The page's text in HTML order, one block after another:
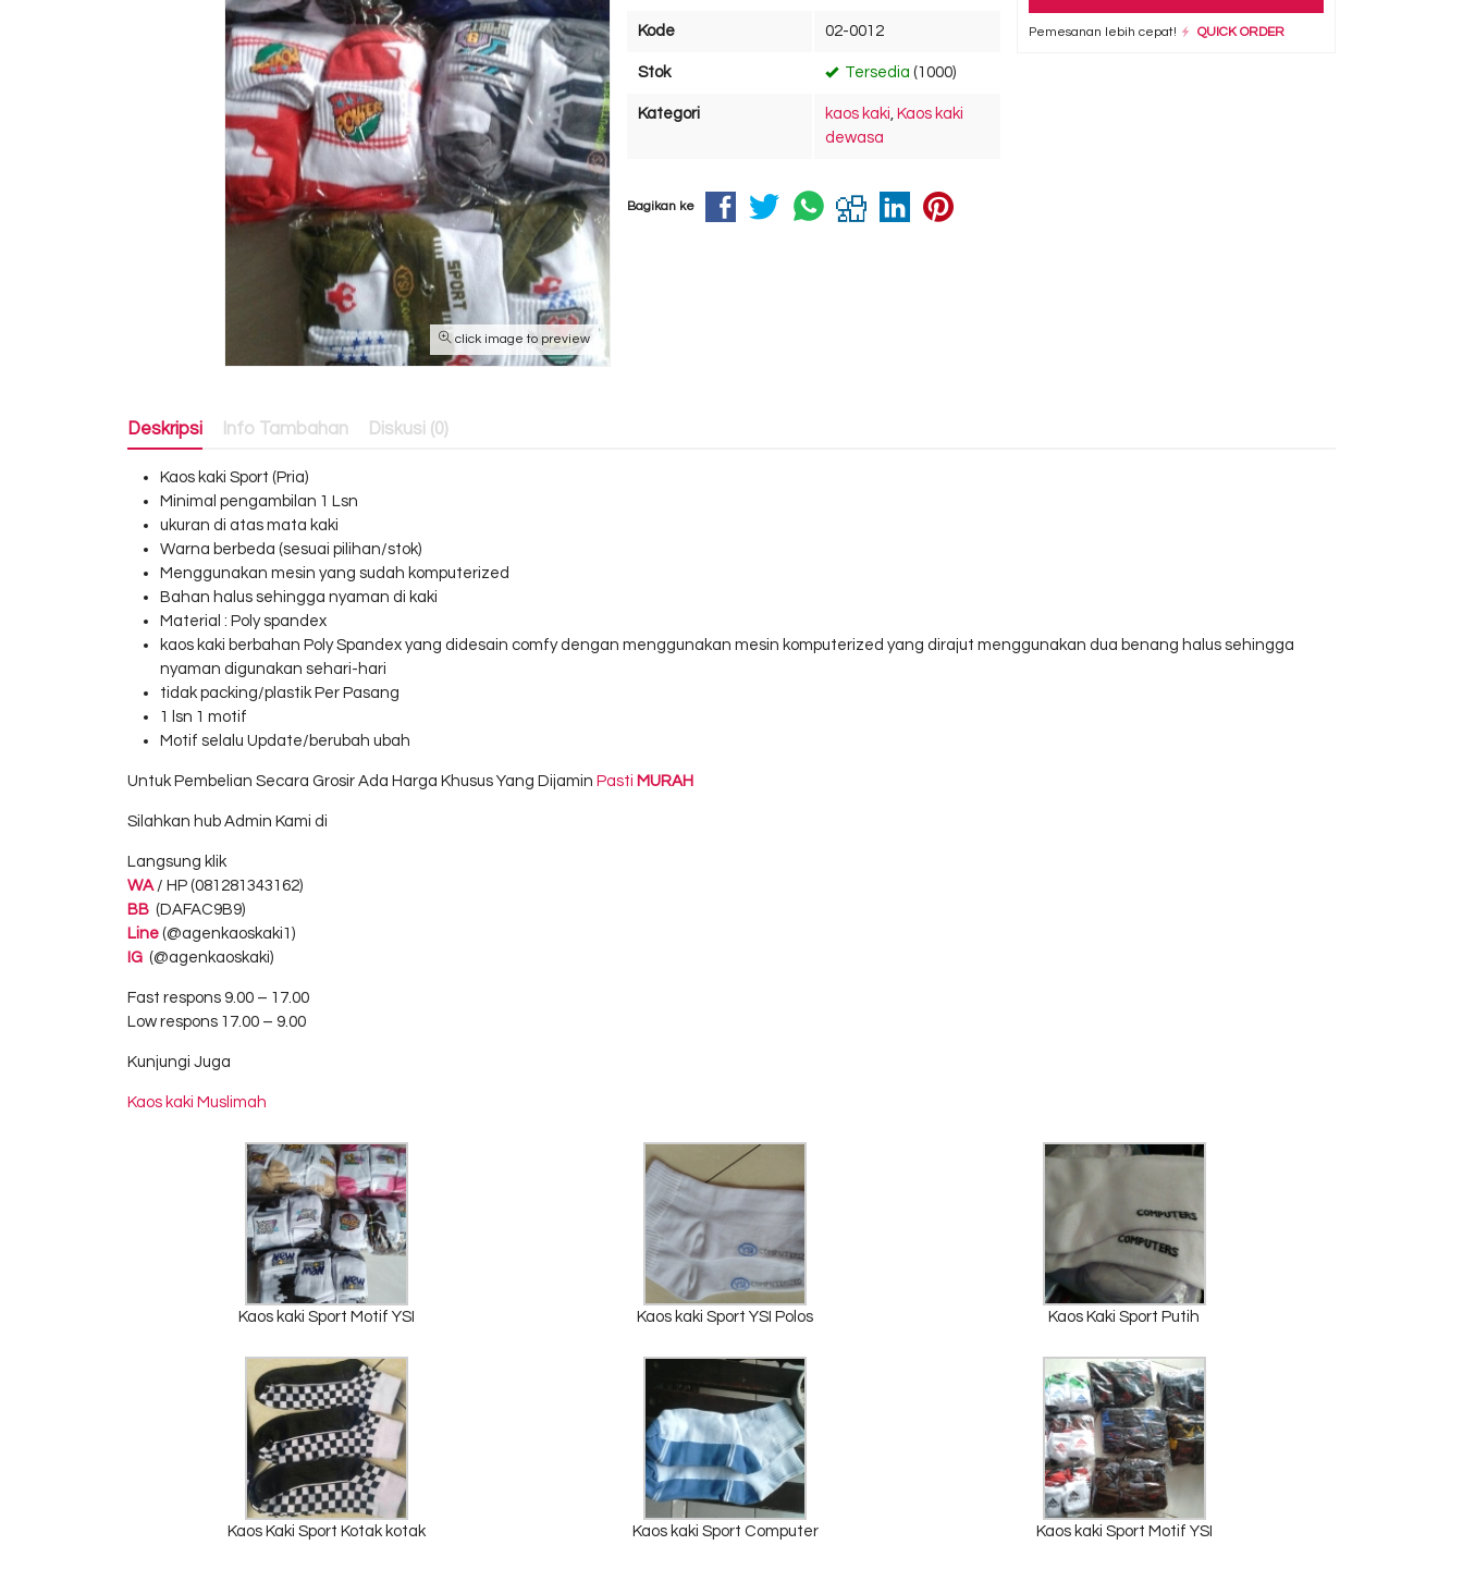
click image to preview
Kode 02-0012
Stok Tersedia (1000)
Kategori kaos kaki, Kaos kaki
dewasa
Pemesanan lebih cepat! QUICK ORDER
Bagikan ke
Deskripsi Info Tambahan Diskusi (0)
Kaos kaki Sport (Pria)
Minimal pengambilan 1 Lsn
ukuran di atas mata kaki
Warna berbeda (sesuai pilihan/stok)
Menggunakan mesin yang sudah komputerized
Bahan halus sehingga nyaman di kaki
Material : Poly spandex
kaos kaki berbahan Poly Spandex yang didesain comfy dengan menggunakan mesin komputerized yang dirajut menggunakan dua benang halus sehingga
nyaman digunakan sehari-hari
tidak packing/plastik Per Pasang
1 lsn 1 motif
Motif selalu Update/berubah ubah
Untuk Pembelian Secara Grosir Ada Harga Khusus Yang Dijamin Pasti MURAH
Silahkan hub Admin Kami di
Langsung klik
WA/ HP (081281343162)
BB (DAFAC9B9)
Line (@agenkaoskaki1)
IG (@agenkaoskaki)
Fast respons 9.00 – 17.00
Low respons 17.00 – 9.00
Kunjungi Juga
Kaos kaki Muslimah
Kaos kaki Sport Motif YSI Kaos kaki Sport YSI Polos Kaos Kaki Sport Putih
Kaos Kaki Sport Kotak kotak Kaos kaki Sport Computer Kaos kaki Sport Motif YSI